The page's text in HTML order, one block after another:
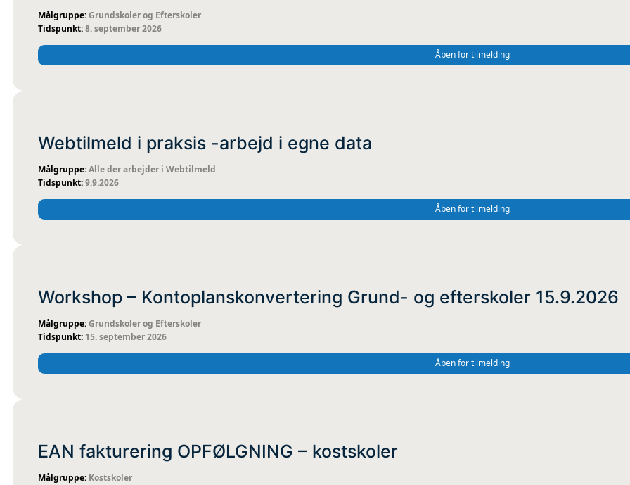
Grundskoler og Efterskoler
8. september 2026
Åben for tilmelding
Webtilmeld i praksis -arbejd i egne data
Alle der arbejder i Webtilmeld
9.9.2026
Åben for tilmelding
Workshop – Kontoplanskonvertering Grund- og efterskoler 15.9.2026
Grundskoler og Efterskoler
15. september 2026
Åben for tilmelding
EAN fakturering OPFØLGNING – kostskoler
Kostskoler